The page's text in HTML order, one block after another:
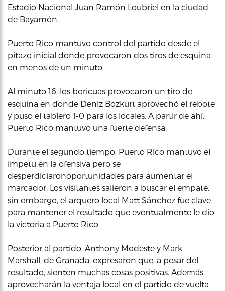
Estadio Nacional Juan Ramón Loubriel en la ciudad
de Bayamón.
Puerto Rico mantuvo control del partido desde el
pitazo inicial donde provocaron dos tiros de esquina
en menos de un minuto.
Al minuto 16, los boricuas provocaron un tiro de
esquina en donde Deniz Bozkurt aprovechó el rebote
y puso el tablero 1-0 para los locales. A partir de ahí,
Puerto Rico mantuvo una fuerte defensa.
Durante el segundo tiempo, Puerto Rico mantuvo el
ímpetu en la ofensiva pero se
desperdiciaronoportunidades para aumentar el
marcador. Los visitantes salieron a buscar el empate,
sin embargo, el arquero local Matt Sánchez fue clave
para mantener el resultado que eventualmente le dio
la victoria a Puerto Rico.
Posterior al partido, Anthony Modeste y Mark
Marshall, de Granada, expresaron que, a pesar del
resultado, sienten muchas cosas positivas. Además,
aprovecharán la ventaja local en el partido de vuelta